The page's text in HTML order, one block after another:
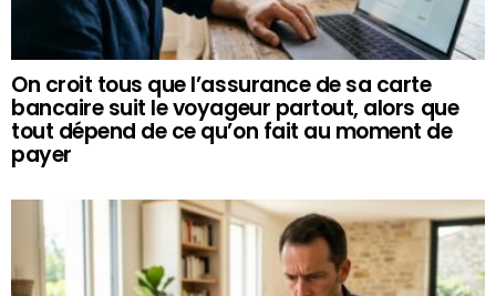
On croit tous que l’assurance de sa carte
bancaire suit le voyageur partout, alors que
tout dépend de ce qu’on fait au moment de
payer